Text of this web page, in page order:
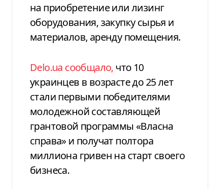
на приобретение или лизинг
оборудования, закупку сырья и
материалов, аренду помещения.
Delo.ua сообщало, что 10
украинцев в возрасте до 25 лет
стали первыми победителями
молодежной составляющей
грантовой программы «Власна
справа» и получат полтора
миллиона гривен на старт своего
бизнеса.